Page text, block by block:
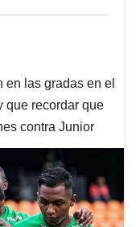
en las gradas en el
que recordar que
contra Junior